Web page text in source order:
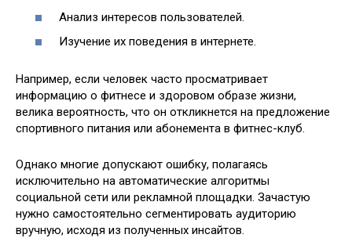
Анализ интересов пользователей.
Изучение их поведения в интернете.
Например, если человек часто просматривает
информацию о фитнесе и здоровом образе жизни,
велика вероятность, что он откликнется на предложение
спортивного питания или абонемента в фитнес-клуб.
Однако многие допускают ошибку, полагаясь
исключительно на автоматические алгоритмы
социальной сети или рекламной площадки. Зачастую
нужно самостоятельно сегментировать аудиторию
вручную, исходя из полученных инсайтов.